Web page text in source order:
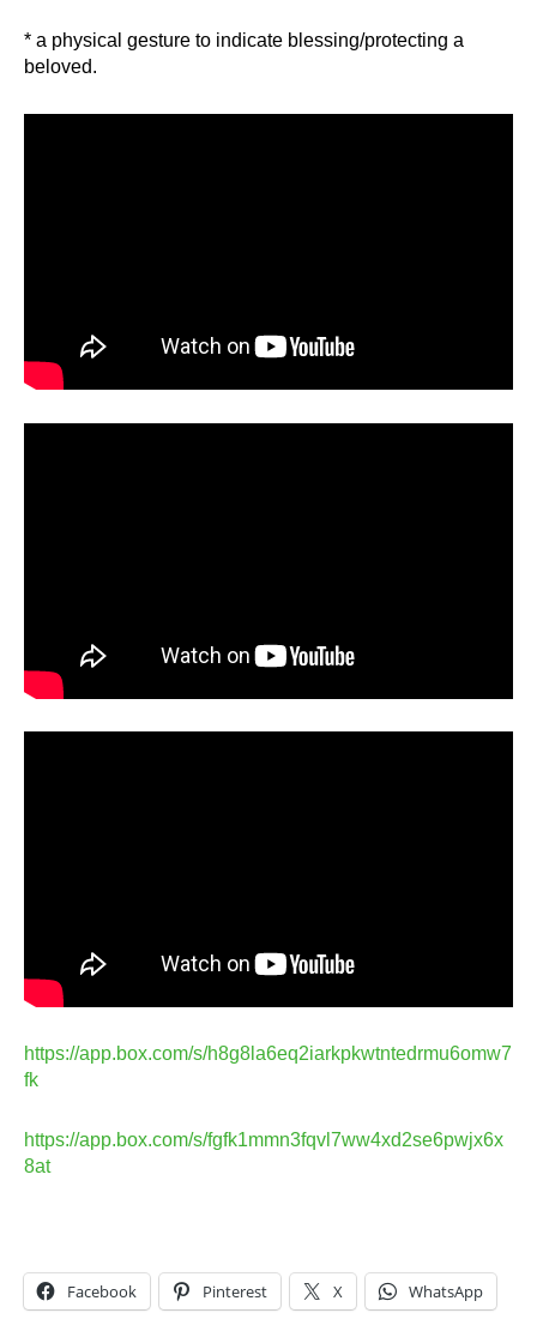
* a physical gesture to indicate blessing/protecting a
beloved.
https://app.box.com/s/h8g8la6eq2iarkpkwtntedrmu6omw7
fk
https://app.box.com/s/fgfk1mmn3fqvl7ww4xd2se6pwjx6x
8at
Facebook Pinterest X WhatsApp